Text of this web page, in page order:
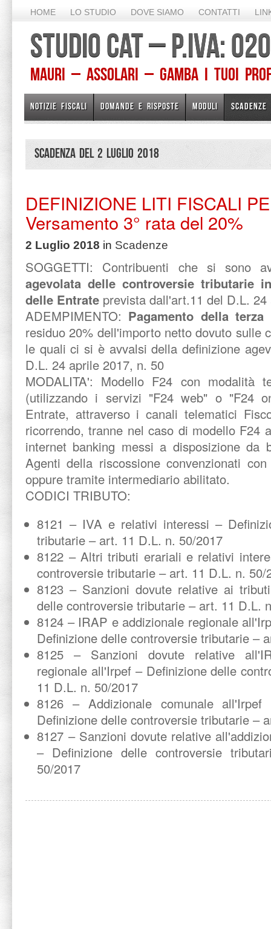
HOME LO STUDIO DOVE SIAMO CONTATTI
STUDIO CAT – P.IVA:
Mauri – Assolari – Gamba I TUOI
NOTIZIE FISCALI DOMANDE E RISPOSTE MODULI SCADENZE
Scadenza del 2 Luglio 2018
DEFINIZIONE LITI FISCALI
Versamento 3° rata del 20%
2 Luglio 2018 in Scadenze
SOGGETTI: Contribuenti che si sono
agevolata delle controversie tributarie
delle Entrate prevista dall'art.11 del D.L.
ADEMPIMENTO: Pagamento della
residuo 20% dell'importo netto dovuto sulle
le quali ci si è avvalsi della definizione
D.L. 24 aprile 2017, n. 50
MODALITA': Modello F24 con modalità
(utilizzando i servizi "F24 web" o "F24
Entrate, attraverso i canali telematici
ricorrendo, tranne nel caso di modello F24
internet banking messi a disposizione da
Agenti della riscossione convenzionati
oppure tramite intermediario abilitato.
CODICI TRIBUTO:
8121 – IVA e relativi interessi –
tributarie – art. 11 D.L. n. 50/2017
8122 – Altri tributi erariali e relativi
controversie tributarie – art. 11 D.L. n. 50/
8123 – Sanzioni dovute relative ai
delle controversie tributarie – art. 11 D.L.
8124 – IRAP e addizionale regionale
Definizione delle controversie tributarie –
8125 – Sanzioni dovute relative
regionale all'Irpef – Definizione delle
11 D.L. n. 50/2017
8126 – Addizionale comunale
Definizione delle controversie tributarie –
8127 – Sanzioni dovute relative
– Definizione delle controversie
50/2017